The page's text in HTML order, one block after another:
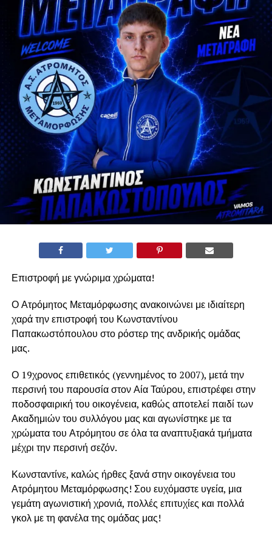
Επιστροφή με γνώριμα χρώματα!
Ο Ατρόμητος Μεταμόρφωσης ανακοινώνει με ιδιαίτερη
χαρά την επιστροφή του Κωνσταντίνου
Παπακωστόπουλου στο ρόστερ της ανδρικής ομάδας
μας.
Ο 19χρονος επιθετικός (γεννημένος το 2007), μετά την
περσινή του παρουσία στον Αία Ταύρου, επιστρέφει στην
ποδοσφαιρική του οικογένεια, καθώς αποτελεί παιδί των
Ακαδημιών του συλλόγου μας και αγωνίστηκε με τα
χρώματα του Ατρόμητου σε όλα τα αναπτυξιακά τμήματα
μέχρι την περσινή σεζόν.
Κωνσταντίνε, καλώς ήρθες ξανά στην οικογένεια του
Ατρόμητου Μεταμόρφωσης! Σου ευχόμαστε υγεία, μια
γεμάτη αγωνιστική χρονιά, πολλές επιτυχίες και πολλά
γκολ με τη φανέλα της ομάδας μας!